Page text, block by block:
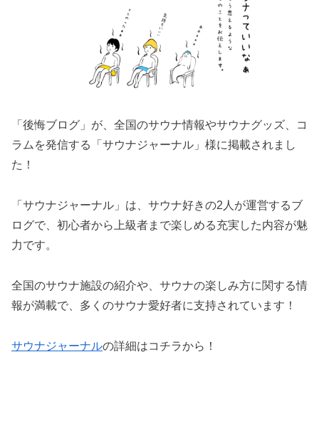
「後悔ブログ」が、全国のサウナ情報やサウナグッズ、コ
ラムを発信する「サウナジャーナル」様に掲載されまし
た！
「サウナジャーナル」は、サウナ好きの2人が運営するブ
ログで、初心者から上級者まで楽しめる充実した内容が魅
力です。
全国のサウナ施設の紹介や、サウナの楽しみ方に関する情
報が満載で、多くのサウナ愛好者に支持されています！
サウナジャーナルの詳細はコチラから！